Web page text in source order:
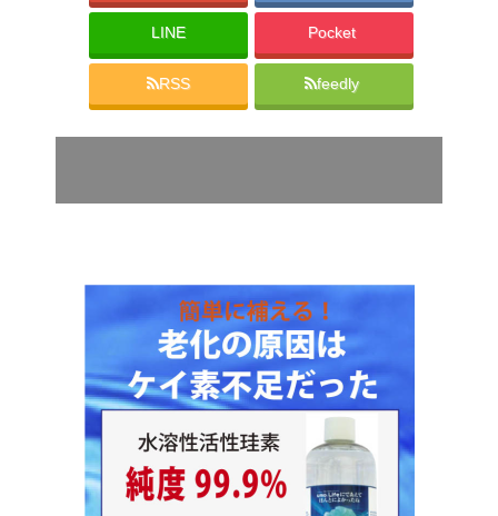
LINE Pocket
RSS feedly